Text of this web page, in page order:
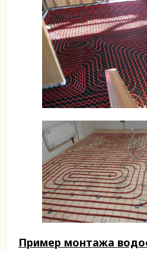
Пример монтажа